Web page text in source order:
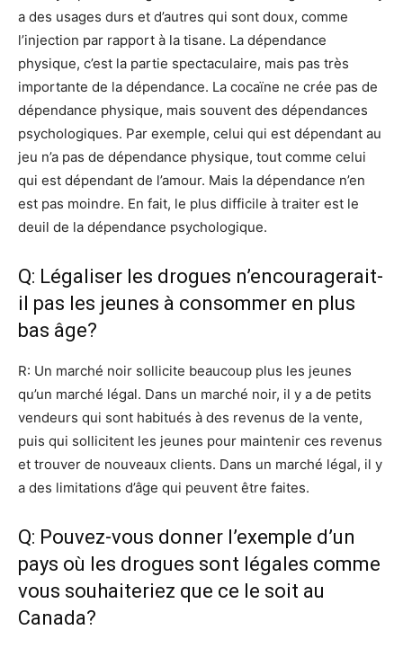
a des usages durs et d’autres qui sont doux, comme
l’injection par rapport à la tisane. La dépendance
physique, c’est la partie spectaculaire, mais pas très
importante de la dépendance. La cocaïne ne crée pas de
dépendance physique, mais souvent des dépendances
psychologiques. Par exemple, celui qui est dépendant au
jeu n’a pas de dépendance physique, tout comme celui
qui est dépendant de l’amour. Mais la dépendance n’en
est pas moindre. En fait, le plus difficile à traiter est le
deuil de la dépendance psychologique.
Q: Légaliser les drogues n’encouragerait-
il pas les jeunes à consommer en plus
bas âge?
R: Un marché noir sollicite beaucoup plus les jeunes
qu’un marché légal. Dans un marché noir, il y a de petits
vendeurs qui sont habitués à des revenus de la vente,
puis qui sollicitent les jeunes pour maintenir ces revenus
et trouver de nouveaux clients. Dans un marché légal, il y
a des limitations d’âge qui peuvent être faites.
Q: Pouvez-vous donner l’exemple d’un
pays où les drogues sont légales comme
vous souhaiteriez que ce le soit au
Canada?